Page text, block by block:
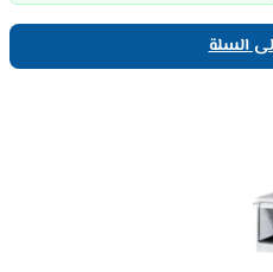
السلة